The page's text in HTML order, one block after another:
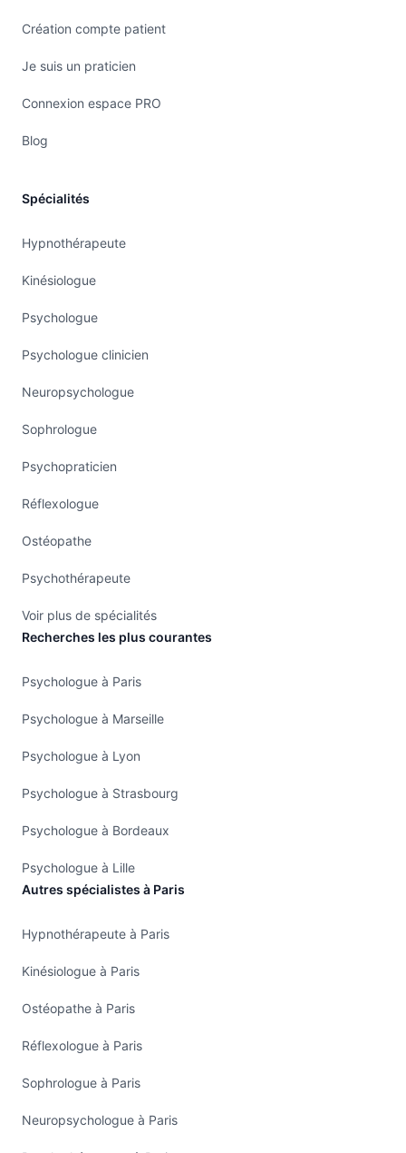
Création compte patient
Je suis un praticien
Connexion espace PRO
Blog
Spécialités
Hypnothérapeute
Kinésiologue
Psychologue
Psychologue clinicien
Neuropsychologue
Sophrologue
Psychopraticien
Réflexologue
Ostéopathe
Psychothérapeute
Voir plus de spécialités
Recherches les plus courantes
Psychologue à Paris
Psychologue à Marseille
Psychologue à Lyon
Psychologue à Strasbourg
Psychologue à Bordeaux
Psychologue à Lille
Autres spécialistes à Paris
Hypnothérapeute à Paris
Kinésiologue à Paris
Ostéopathe à Paris
Réflexologue à Paris
Sophrologue à Paris
Neuropsychologue à Paris